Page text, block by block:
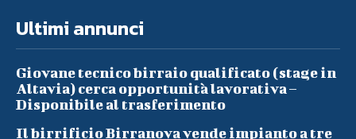
Ultimi annunci
Giovane tecnico birraio qualificato (stage in
Altavia) cerca opportunità lavorativa –
Disponibile al trasferimento
Il birrificio Birranova vende impianto a tre